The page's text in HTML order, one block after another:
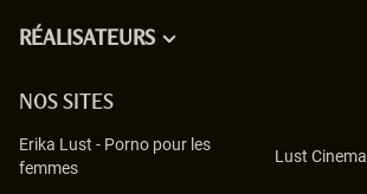
RÉALISATEURS
NOS SITES
Erika Lust - Porno pour les
femmes
Lust Cinema